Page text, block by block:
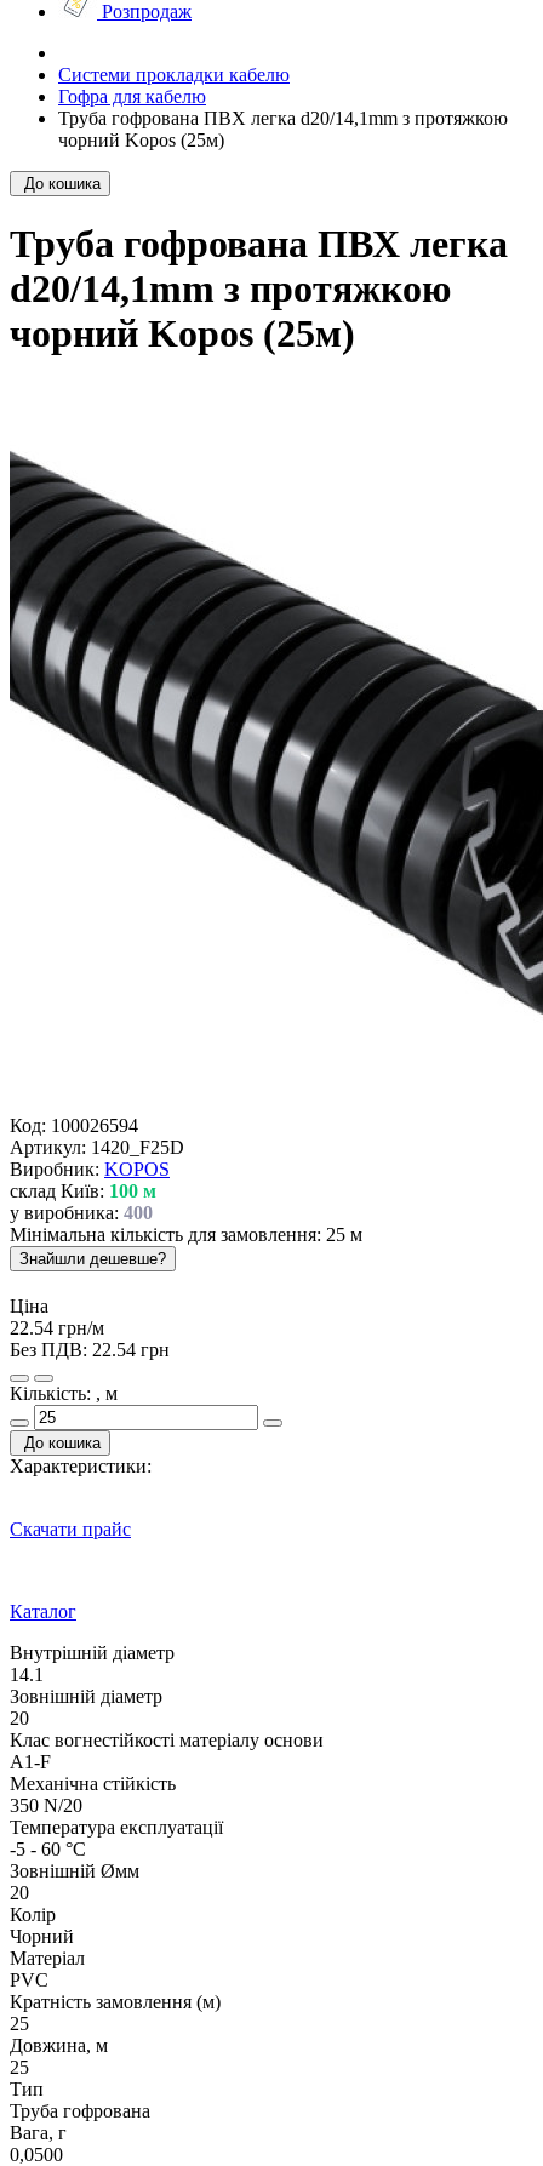
Розпродаж
Системи прокладки кабелю
Гофра для кабелю
Труба гофрована ПВХ легка d20/14,1mm з протяжкою
чорний Kopos (25м)
До кошика
Труба гофрована ПВХ легка
d20/14,1mm з протяжкою
чорний Kopos (25м)
Код: 100026594
Артикул: 1420_F25D
Виробник: KOPOS
склад Київ: 100 м
у виробника: 400
Мінімальна кількість для замовлення: 25 м
Знайшли дешевше?
Ціна
22.54 грн/м
Без ПДВ: 22.54 грн
Кількість: , м
До кошика
Характеристики:
Скачати прайс
Каталог
Внутрішній діаметр
14.1
Зовнішній діаметр
20
Клас вогнестійкості матеріалу основи
А1-F
Механічна стійкість
350 N/20
Температура експлуатації
-5 - 60 °C
Зовнішній Øмм
20
Колір
Чорний
Матеріал
PVC
Кратність замовлення (м)
25
Довжина, м
25
Тип
Труба гофрована
Вага, г
0,0500